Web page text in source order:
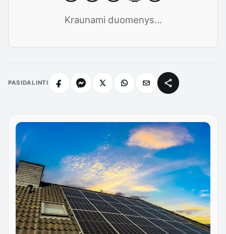
Kraunami duomenys...
PASIDALINTI